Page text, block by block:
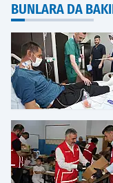
BUNLARA DA